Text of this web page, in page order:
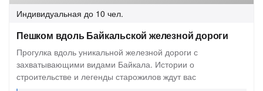
Индивидуальная до 10 чел.
Пешком вдоль Байкальской железной дороги
Прогулка вдоль уникальной железной дороги с
захватывающими видами Байкала. Истории о
строительстве и легенды старожилов ждут вас